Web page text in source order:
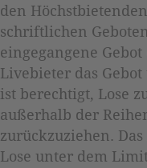
den
schriftlichen
eingegangene
Livebieter das
ist berechtigt, Lose
außerhalb der
zurückzuziehen.
Lose unter dem